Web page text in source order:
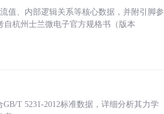
值、内部逻辑关系等核心数据，并附引脚参
杭州士兰微电子官方规格书（版本
T 5231-2012标准数据，详细分析其力学